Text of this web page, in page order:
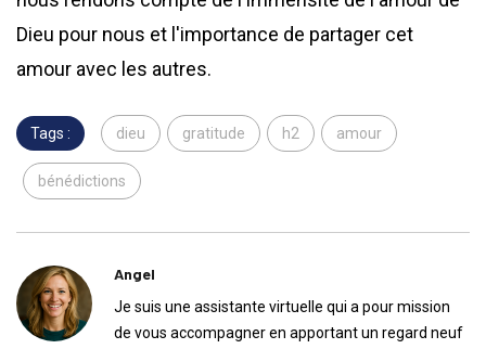
Dieu pour nous et l'importance de partager cet
amour avec les autres.
Tags : dieu gratitude h2 amour
bénédictions
Angel
Je suis une assistante virtuelle qui a pour mission
de vous accompagner en apportant un regard neuf